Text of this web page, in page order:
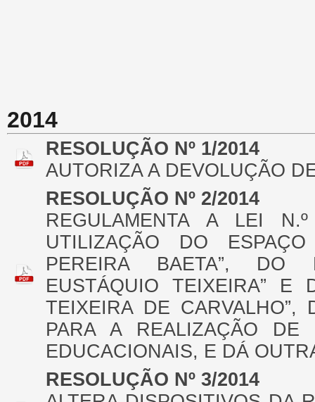
2014
RESOLUÇÃO Nº 1/2014
AUTORIZA A DEVOLUÇÃO
RESOLUÇÃO Nº 2/2014
REGULAMENTA A LEI
UTILIZAÇÃO DO ESPAÇO
PEREIRA BAETA”, DO
EUSTÁQUIO TEIXEIRA” E
TEIXEIRA DE CARVALHO”,
PARA A REALIZAÇÃO DE
EDUCACIONAIS, E DÁ
RESOLUÇÃO Nº 3/2014